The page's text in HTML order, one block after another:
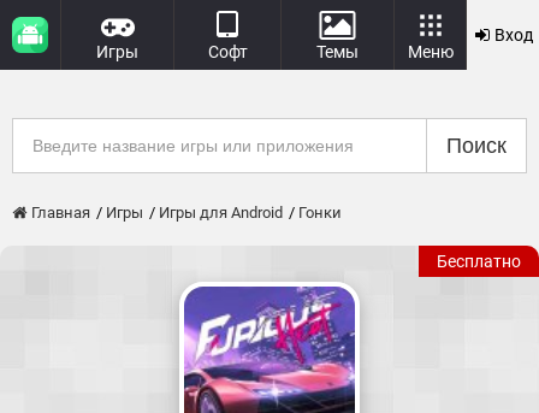
Игры Софт Темы Меню
Вход
Поиск
Главная Игры Игры для Android Гонки
Бесплатно